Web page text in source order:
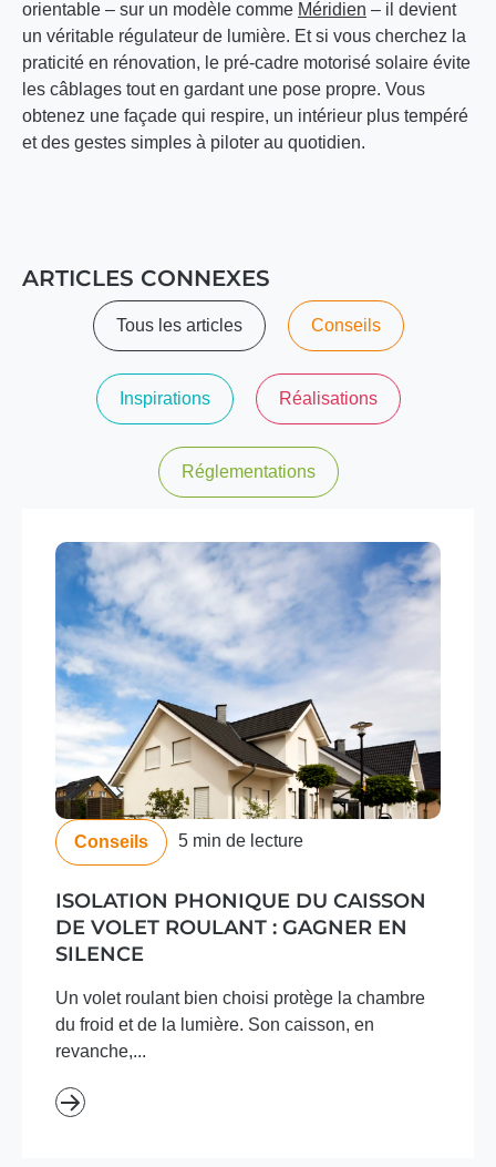
orientable – sur un modèle comme Méridien – il devient
un véritable régulateur de lumière. Et si vous cherchez la
praticité en rénovation, le pré-cadre motorisé solaire évite
les câblages tout en gardant une pose propre. Vous
obtenez une façade qui respire, un intérieur plus tempéré
et des gestes simples à piloter au quotidien.
ARTICLES CONNEXES
Tous les articles Conseils
Inspirations Réalisations
Réglementations
Conseils 5 min de lecture
ISOLATION PHONIQUE DU CAISSON
DE VOLET ROULANT : GAGNER EN
SILENCE
Un volet roulant bien choisi protège la chambre
du froid et de la lumière. Son caisson, en
revanche,...